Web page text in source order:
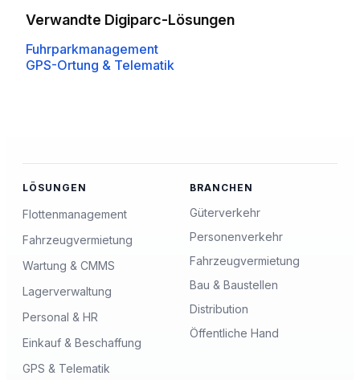
Verwandte Digiparc-Lösungen
Fuhrparkmanagement
GPS-Ortung & Telematik
LÖSUNGEN
Flottenmanagement
Fahrzeugvermietung
Wartung & CMMS
Lagerverwaltung
Personal & HR
Einkauf & Beschaffung
GPS & Telematik
BRANCHEN
Güterverkehr
Personenverkehr
Fahrzeugvermietung
Bau & Baustellen
Distribution
Öffentliche Hand